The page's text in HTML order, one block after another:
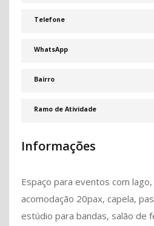
Telefone
WhatsApp
Bairro
Ramo de Atividade
Informações
Espaço para eventos com
acomodação 20pax, capela,
estúdio para bandas, salão de